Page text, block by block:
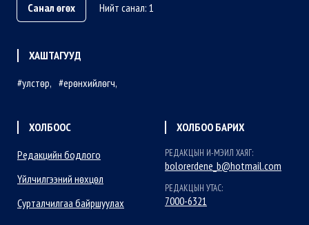
Санал өгөх
Нийт санал: 1
ХАШТАГУУД
улстөр
ерөнхийлөгч
ХОЛБООС
Редакцийн бодлого
Үйлчилгээний нөхцөл
Сурталчилгаа байршуулах
ХОЛБОО БАРИХ
РЕДАКЦЫН И-МЭИЛ ХАЯГ:
bolorerdene_b@hotmail.com
РЕДАКЦЫН УТАС:
7000-6321